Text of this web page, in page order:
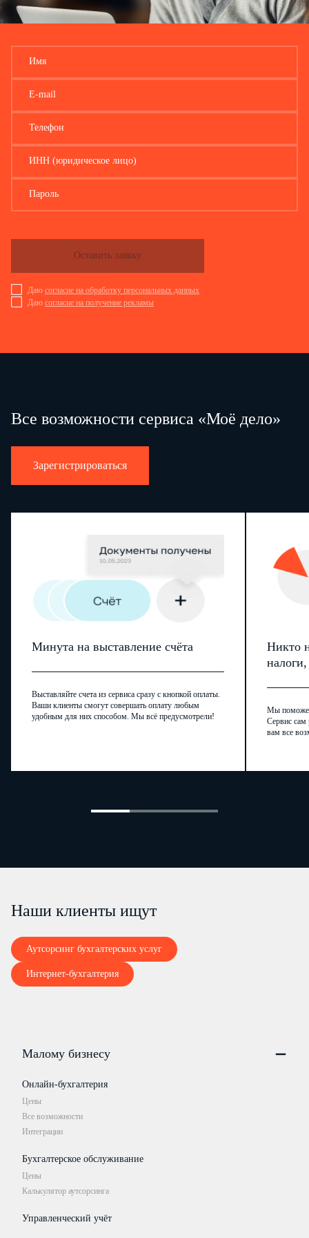
Имя
E-mail
Телефон
ИНН (юридическое лицо)
Пароль
Даю согласие на обработку персональных данных
Даю согласие на получение рекламы
Оставить заявку
Все возможности сервиса «Моё дело»
Зарегистрироваться
Минута на выставление счёта
Выставляйте счета из сервиса сразу с кнопкой оплаты.
Ваши клиенты смогут совершать оплату любым
удобным для них способом. Мы всё предусмотрели!
Никто
Мы
Сервис сам
вам все
Наши клиенты ищут
Аутсорсинг бухгалтерских услуг
Интернет-бухгалтерия
Малому бизнесу
Онлайн-бухгалтерия
Цены
Все возможности
Интеграции
Бухгалтерское обслуживание
Цены
Калькулятор аутсорсинга
Управленческий учёт